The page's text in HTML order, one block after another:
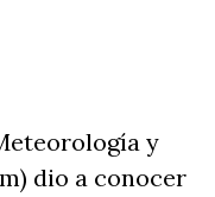
y
dio a conocer